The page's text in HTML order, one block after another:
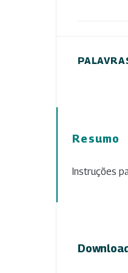
Resumo
Instruções